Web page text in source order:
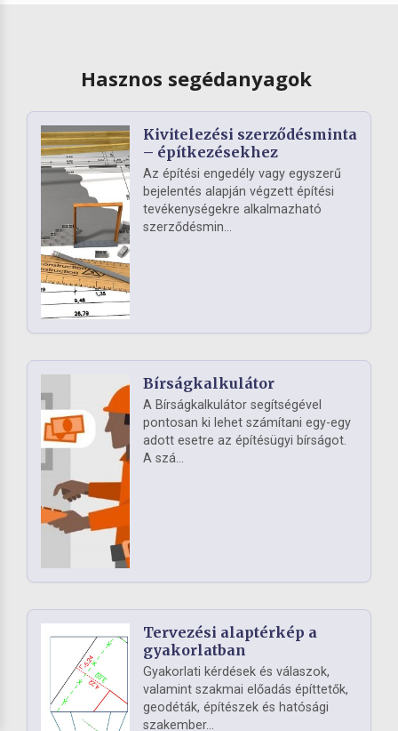
Hasznos segédanyagok
Kivitelezési szerződésminta
– építkezésekhez
Az építési engedély vagy egyszerű
bejelentés alapján végzett építési
tevékenységekre alkalmazható
szerződésmin...
Bírságkalkulátor
A Bírságkalkulátor segítségével
pontosan ki lehet számítani egy-egy
adott esetre az építésügyi bírságot.
A szá...
Tervezési alaptérkép a
gyakorlatban
Gyakorlati kérdések és válaszok,
valamint szakmai előadás építtetők,
geodéták, építészek és hatósági
szakember...